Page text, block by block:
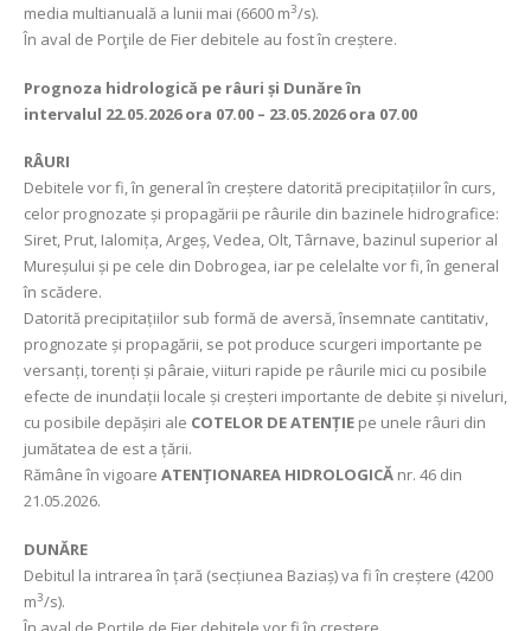
media multianuală a lunii mai (6600 m3/s).
În aval de Porţile de Fier debitele au fost în creștere.
Prognoza hidrologică pe râuri și Dunăre în
intervalul 22.05.2026 ora 07.00 – 23.05.2026 ora 07.00
RÂURI
Debitele vor fi, în general în creștere datorită precipitațiilor în curs,
celor prognozate și propagării pe râurile din bazinele hidrografice:
Siret, Prut, Ialomița, Argeș, Vedea, Olt, Târnave, bazinul superior al
Mureșului și pe cele din Dobrogea, iar pe celelalte vor fi, în general
în scădere.
Datorită precipitațiilor sub formă de aversă, însemnate cantitativ,
prognozate și propagării, se pot produce scurgeri importante pe
versanți, torenți și pâraie, viituri rapide pe râurile mici cu posibile
efecte de inundații locale și creșteri importante de debite și niveluri,
cu posibile depășiri ale COTELOR DE ATENȚIE pe unele râuri din
jumătatea de est a țării.
Rămâne în vigoare ATENȚIONAREA HIDROLOGICĂ nr. 46 din
21.05.2026.
DUNĂRE
Debitul la intrarea în țară (secțiunea Baziaș) va fi în creștere (4200
m3/s).